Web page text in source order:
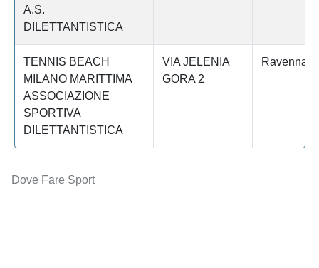
A.S.
DILETTANTISTICA
TENNIS BEACH
MILANO MARITTIMA
ASSOCIAZIONE
SPORTIVA
DILETTANTISTICA
VIA JELENIA
GORA 2
Ravenna
Dove Fare Sport